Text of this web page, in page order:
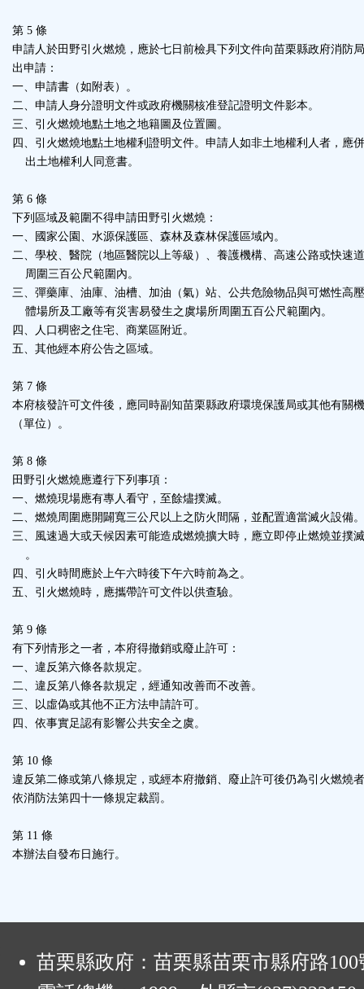
第 5 條
申請人於田野引火燃燒，應於七日前檢具下列文件向苗栗縣政府消防
出申請：
一、申請書（如附表）。
二、申請人身分證明文件或政府機關核准登記證明文件影本。
三、引火燃燒地點土地之地籍圖及位置圖。
四、引火燃燒地點土地權利證明文件。申請人如非土地權利人者，應
出土地權利人同意書。
第 6 條
下列區域及範圍不得申請田野引火燃燒：
一、國家公園、水源保護區、森林及森林保護區域內。
二、學校、醫院（地區醫院以上等級）、養護機構、高速公路或快速
周圍三百公尺範圍內。
三、彈藥庫、油庫、油槽、加油（氣）站、公共危險物品與可燃性高
體場所及工廠等有災害易發生之虞場所周圍五百公尺範圍內。
四、人口稠密之住宅、商業區附近。
五、其他經本府公告之區域。
第 7 條
本府核發許可文件後，應同時副知苗栗縣政府環境保護局或其他有關
（單位）。
第 8 條
田野引火燃燒應遵行下列事項：
一、燃燒現場應有專人看守，至餘燼撲滅。
二、燃燒周圍應開闢寬三公尺以上之防火間隔，並配置適當滅火設備。
三、風速過大或天候因素可能造成燃燒擴大時，應立即停止燃燒並撲
。
四、引火時間應於上午六時後下午六時前為之。
五、引火燃燒時，應攜帶許可文件以供查驗。
第 9 條
有下列情形之一者，本府得撤銷或廢止許可：
一、違反第六條各款規定。
二、違反第八條各款規定，經通知改善而不改善。
三、以虛偽或其他不正方法申請許可。
四、依事實足認有影響公共安全之虞。
第 10 條
違反第二條或第八條規定，或經本府撤銷、廢止許可後仍為引火燃燒
依消防法第四十一條規定裁罰。
第 11 條
本辦法自發布日施行。
苗栗縣政府：苗栗縣苗栗市縣府路100